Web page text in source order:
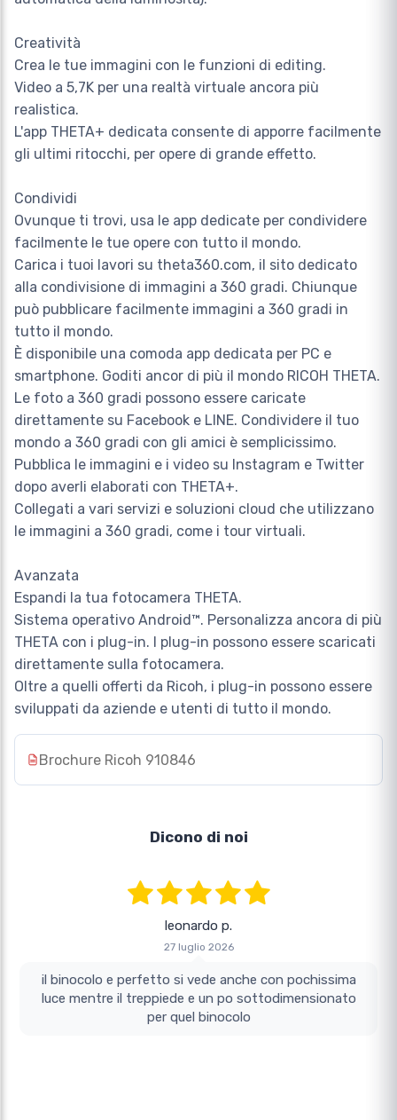
Creatività
Crea le tue immagini con le funzioni di editing.
Video a 5,7K per una realtà virtuale ancora più
realistica.
L'app THETA+ dedicata consente di apporre facilmente
gli ultimi ritocchi, per opere di grande effetto.
Condividi
Ovunque ti trovi, usa le app dedicate per condividere
facilmente le tue opere con tutto il mondo.
Carica i tuoi lavori su theta360.com, il sito dedicato
alla condivisione di immagini a 360 gradi. Chiunque
può pubblicare facilmente immagini a 360 gradi in
tutto il mondo.
È disponibile una comoda app dedicata per PC e
smartphone. Goditi ancor di più il mondo RICOH THETA.
Le foto a 360 gradi possono essere caricate
direttamente su Facebook e LINE. Condividere il tuo
mondo a 360 gradi con gli amici è semplicissimo.
Pubblica le immagini e i video su Instagram e Twitter
dopo averli elaborati con THETA+.
Collegati a vari servizi e soluzioni cloud che utilizzano
le immagini a 360 gradi, come i tour virtuali.
Avanzata
Espandi la tua fotocamera THETA.
Sistema operativo Android™. Personalizza ancora di più
THETA con i plug-in. I plug-in possono essere scaricati
direttamente sulla fotocamera.
Oltre a quelli offerti da Ricoh, i plug-in possono essere
sviluppati da aziende e utenti di tutto il mondo.
Brochure Ricoh 910846
Dicono di noi
leonardo p.
27 luglio 2026
il binocolo e perfetto si vede anche con pochissima
luce mentre il treppiede e un po sottodimensionato
per quel binocolo